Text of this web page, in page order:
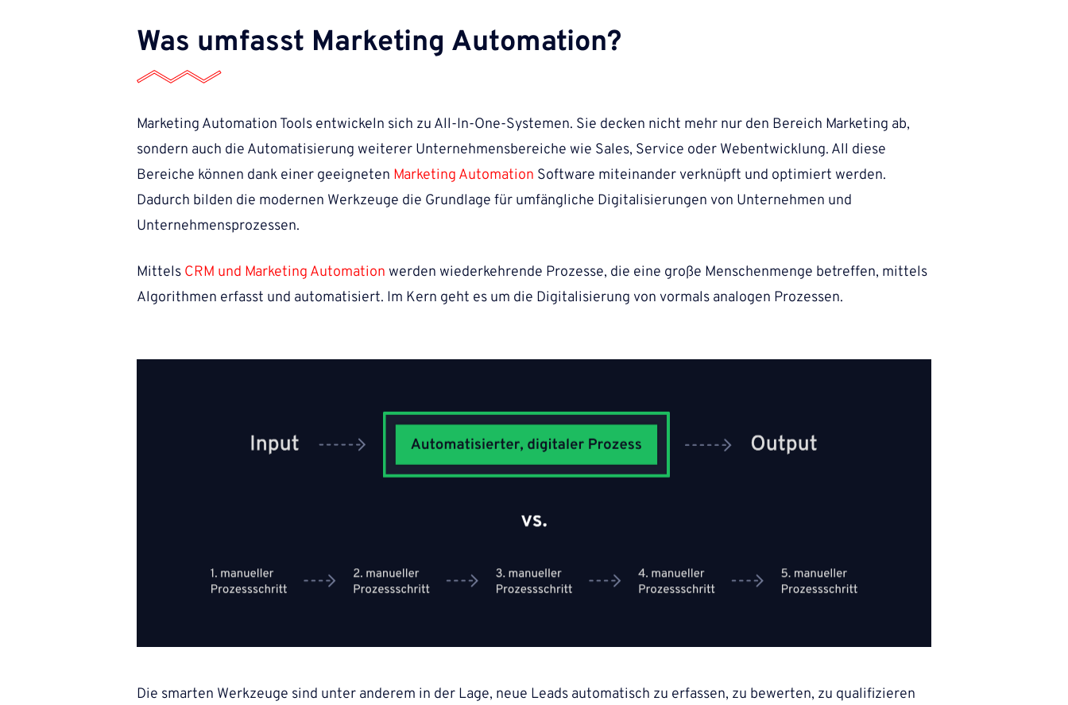
Was umfasst Marketing Automation?
Marketing Automation Tools entwickeln sich zu All-In-One-Systemen. Sie decken nicht mehr nur den Bereich Marketing ab,
sondern auch die Automatisierung weiterer Unternehmensbereiche wie Sales, Service oder Webentwicklung. All diese
Bereiche können dank einer geeigneten Marketing Automation Software miteinander verknüpft und optimiert werden.
Dadurch bilden die modernen Werkzeuge die Grundlage für umfängliche Digitalisierungen von Unternehmen und
Unternehmensprozessen.
Mittels CRM und Marketing Automation werden wiederkehrende Prozesse, die eine große Menschenmenge betreffen, mittels
Algorithmen erfasst und automatisiert. Im Kern geht es um die Digitalisierung von vormals analogen Prozessen.
Die smarten Werkzeuge sind unter anderem in der Lage, neue Leads automatisch zu erfassen, zu bewerten, zu qualifizieren